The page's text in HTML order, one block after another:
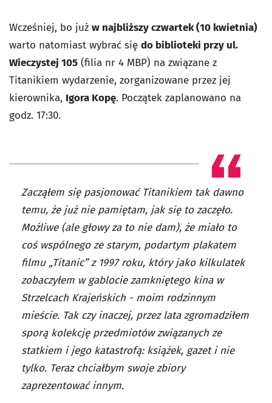
Wcześniej, bo już w najbliższy czwartek (10 kwietnia)
warto natomiast wybrać się do biblioteki przy ul.
Wieczystej 105 (filia nr 4 MBP) na związane z
Titanikiem wydarzenie, zorganizowane przez jej
kierownika, Igora Kopę. Początek zaplanowano na
godz. 17:30.
Zacząłem się pasjonować Titanikiem tak dawno
temu, że już nie pamiętam, jak się to zaczęło.
Możliwe (ale głowy za to nie dam), że miało to
coś wspólnego ze starym, podartym plakatem
filmu „Titanic” z 1997 roku, który jako kilkulatek
zobaczyłem w gablocie zamkniętego kina w
Strzelcach Krajeńskich - moim rodzinnym
mieście. Tak czy inaczej, przez lata zgromadziłem
sporą kolekcję przedmiotów związanych ze
statkiem i jego katastrofą: książek, gazet i nie
tylko. Teraz chciałbym swoje zbiory
zaprezentować innym.